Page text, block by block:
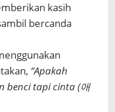
kasih
bercanda
“Apakah
benci tapi cinta (애